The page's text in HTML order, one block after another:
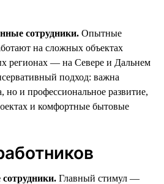
сотрудники. Опытные
на сложных объектах
регионах — на Севере и Дальнем
подход: важна
но и профессиональное развитие,
и комфортные бытовые
Главный стимул —